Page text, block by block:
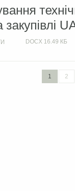
закупівлі
DOCX 16.49 КБ
1 2